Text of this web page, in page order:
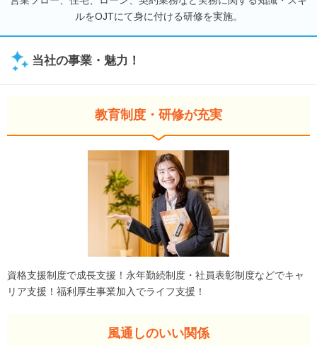
ルをOJTにて身に付ける研修を実施。
当社の事業・魅力！
教育制度・研修が充実
資格支援制度で成長支援！永年勤続制度・社員表彰制度などでキャ
リア支援！福利厚生事業加入でライフ支援！
風通しのいい関係